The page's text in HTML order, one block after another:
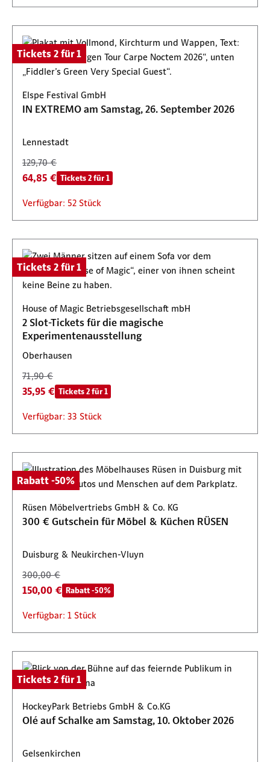
Tickets 2 für 1
Elspe Festival GmbH
IN EXTREMO am Samstag, 26. September 2026
Lennestadt
129,70 €
64,85 € Tickets 2 für 1
Verfügbar: 52 Stück
Tickets 2 für 1
House of Magic Betriebsgesellschaft mbH
2 Slot-Tickets für die magische
Experimentenausstellung
Oberhausen
71,90 €
35,95 € Tickets 2 für 1
Verfügbar: 33 Stück
Rabatt -50%
Rüsen Möbelvertriebs GmbH & Co. KG
300 € Gutschein für Möbel & Küchen RÜSEN
Duisburg & Neukirchen-Vluyn
300,00 €
150,00 € Rabatt -50%
Verfügbar: 1 Stück
Tickets 2 für 1
HockeyPark Betriebs GmbH & Co.KG
Olé auf Schalke am Samstag, 10. Oktober 2026
Gelsenkirchen